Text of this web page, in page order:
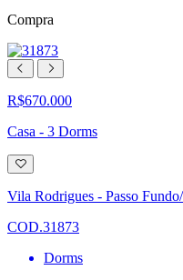
Compra
R$670.000
Casa - 3 Dorms
Adicionar
à
lista
de
Vila Rodrigues - Passo
COD.31873
Dorms